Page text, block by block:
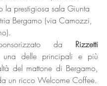
la prestigiosa sala Giunta
Bergamo (via Camozzi,
da Rizzetti
delle principali e più
del mattone di Bergamo,
un ricco Welcome Coffee.